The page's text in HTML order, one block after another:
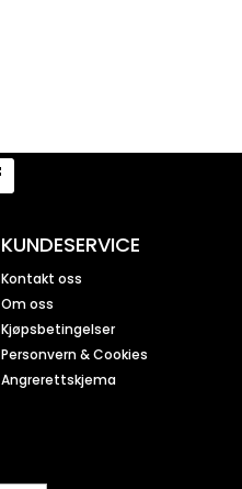
KUNDESERVICE
Kontakt oss
Om oss
Kjøpsbetingelser
Personvern & Cookies
Angrerettskjema